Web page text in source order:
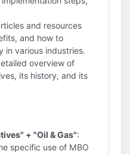
and resources
and how to
in various industries.
overview of
its history, and its
+ "Oil & Gas":
specific use of MBO